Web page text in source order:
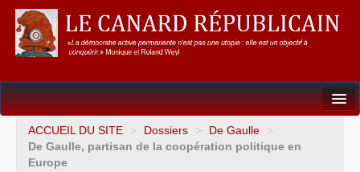
Dossiers
L’Union européenne
ACCUEIL DU SITE > Dossiers > De Gaulle
>
De Gaulle, partisan de la coopération politique en
Europe